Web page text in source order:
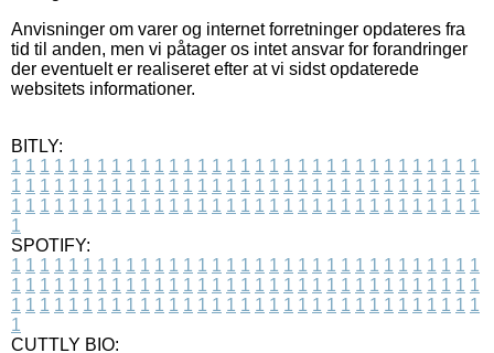
Anvisninger om varer og internet forretninger opdateres fra
tid til anden, men vi påtager os intet ansvar for forandringer
der eventuelt er realiseret efter at vi sidst opdaterede
websitets informationer.
BITLY:
1 1 1 1 1 1 1 1 1 1 1 1 1 1 1 1 1 1 1 1 1 1 1 1 1 1 1 1 1 1 1 1 1
1 1 1 1 1 1 1 1 1 1 1 1 1 1 1 1 1 1 1 1 1 1 1 1 1 1 1 1 1 1 1 1 1
1 1 1 1 1 1 1 1 1 1 1 1 1 1 1 1 1 1 1 1 1 1 1 1 1 1 1 1 1 1 1 1 1
1
SPOTIFY:
1 1 1 1 1 1 1 1 1 1 1 1 1 1 1 1 1 1 1 1 1 1 1 1 1 1 1 1 1 1 1 1 1
1 1 1 1 1 1 1 1 1 1 1 1 1 1 1 1 1 1 1 1 1 1 1 1 1 1 1 1 1 1 1 1 1
1 1 1 1 1 1 1 1 1 1 1 1 1 1 1 1 1 1 1 1 1 1 1 1 1 1 1 1 1 1 1 1 1
1
CUTTLY BIO: